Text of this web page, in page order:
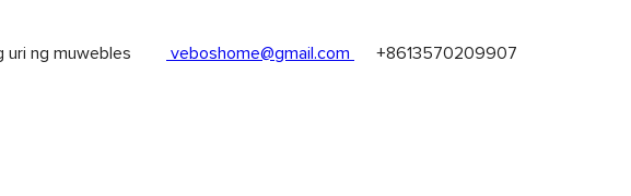
uri ng muwebles veboshome@gmail.com +8613570209907